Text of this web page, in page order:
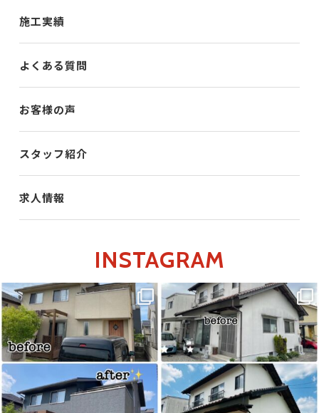
施工実績
よくある質問
お客様の声
スタッフ紹介
求人情報
INSTAGRAM
こちらは先日完工しました倉敷市
O様邸
外壁屋根塗装施工事例になります
こちらは先日完工しました総社市
K様邸
外壁塗装工事
施工事例になります
...